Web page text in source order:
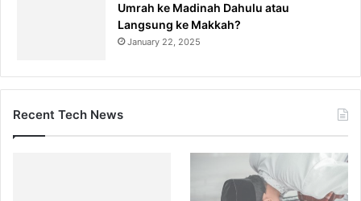
Umrah ke Madinah Dahulu atau
Langsung ke Makkah?
January 22, 2025
Recent Tech News